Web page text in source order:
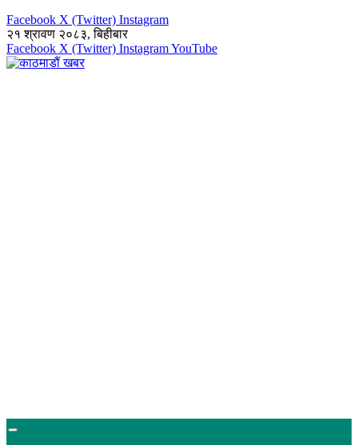
Facebook X (Twitter) Instagram
२१ श्रावण २०८३, बिहीबार
Facebook X (Twitter) InstagramYouTube